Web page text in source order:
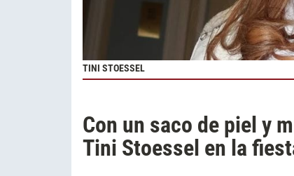
TINI STOESSEL
Con un saco de piel y
Tini Stoessel en la